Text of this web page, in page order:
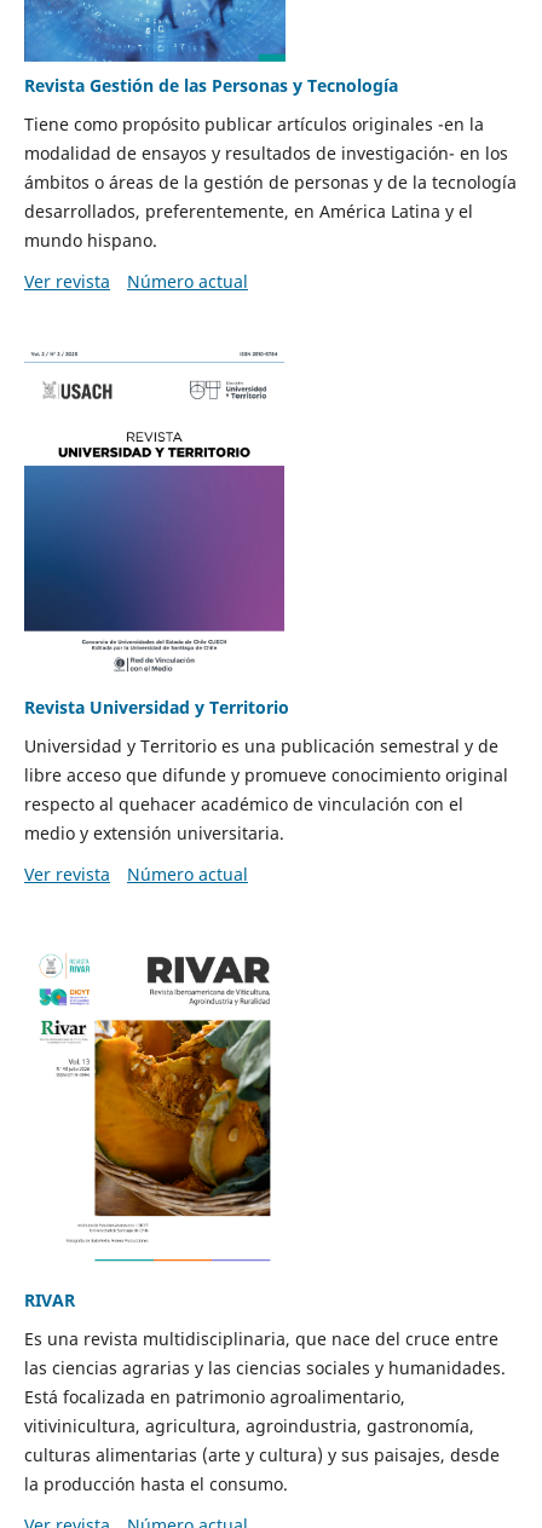
Revista Gestión de las Personas y Tecnología
Tiene como propósito publicar artículos originales -en la
modalidad de ensayos y resultados de investigación- en los
ámbitos o áreas de la gestión de personas y de la tecnología
desarrollados, preferentemente, en América Latina y el
mundo hispano.
Ver revista
Número actual
Revista Universidad y Territorio
Universidad y Territorio es una publicación semestral y de
libre acceso que difunde y promueve conocimiento original
respecto al quehacer académico de vinculación con el
medio y extensión universitaria.
Ver revista
Número actual
RIVAR
Es una revista multidisciplinaria, que nace del cruce entre
las ciencias agrarias y las ciencias sociales y humanidades.
Está focalizada en patrimonio agroalimentario,
vitivinicultura, agricultura, agroindustria, gastronomía,
culturas alimentarias (arte y cultura) y sus paisajes, desde
la producción hasta el consumo.